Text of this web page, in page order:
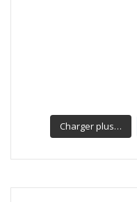
Charger plus…